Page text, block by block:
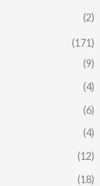
(2)
(171)
(9)
(4)
(6)
(4)
(12)
(18)